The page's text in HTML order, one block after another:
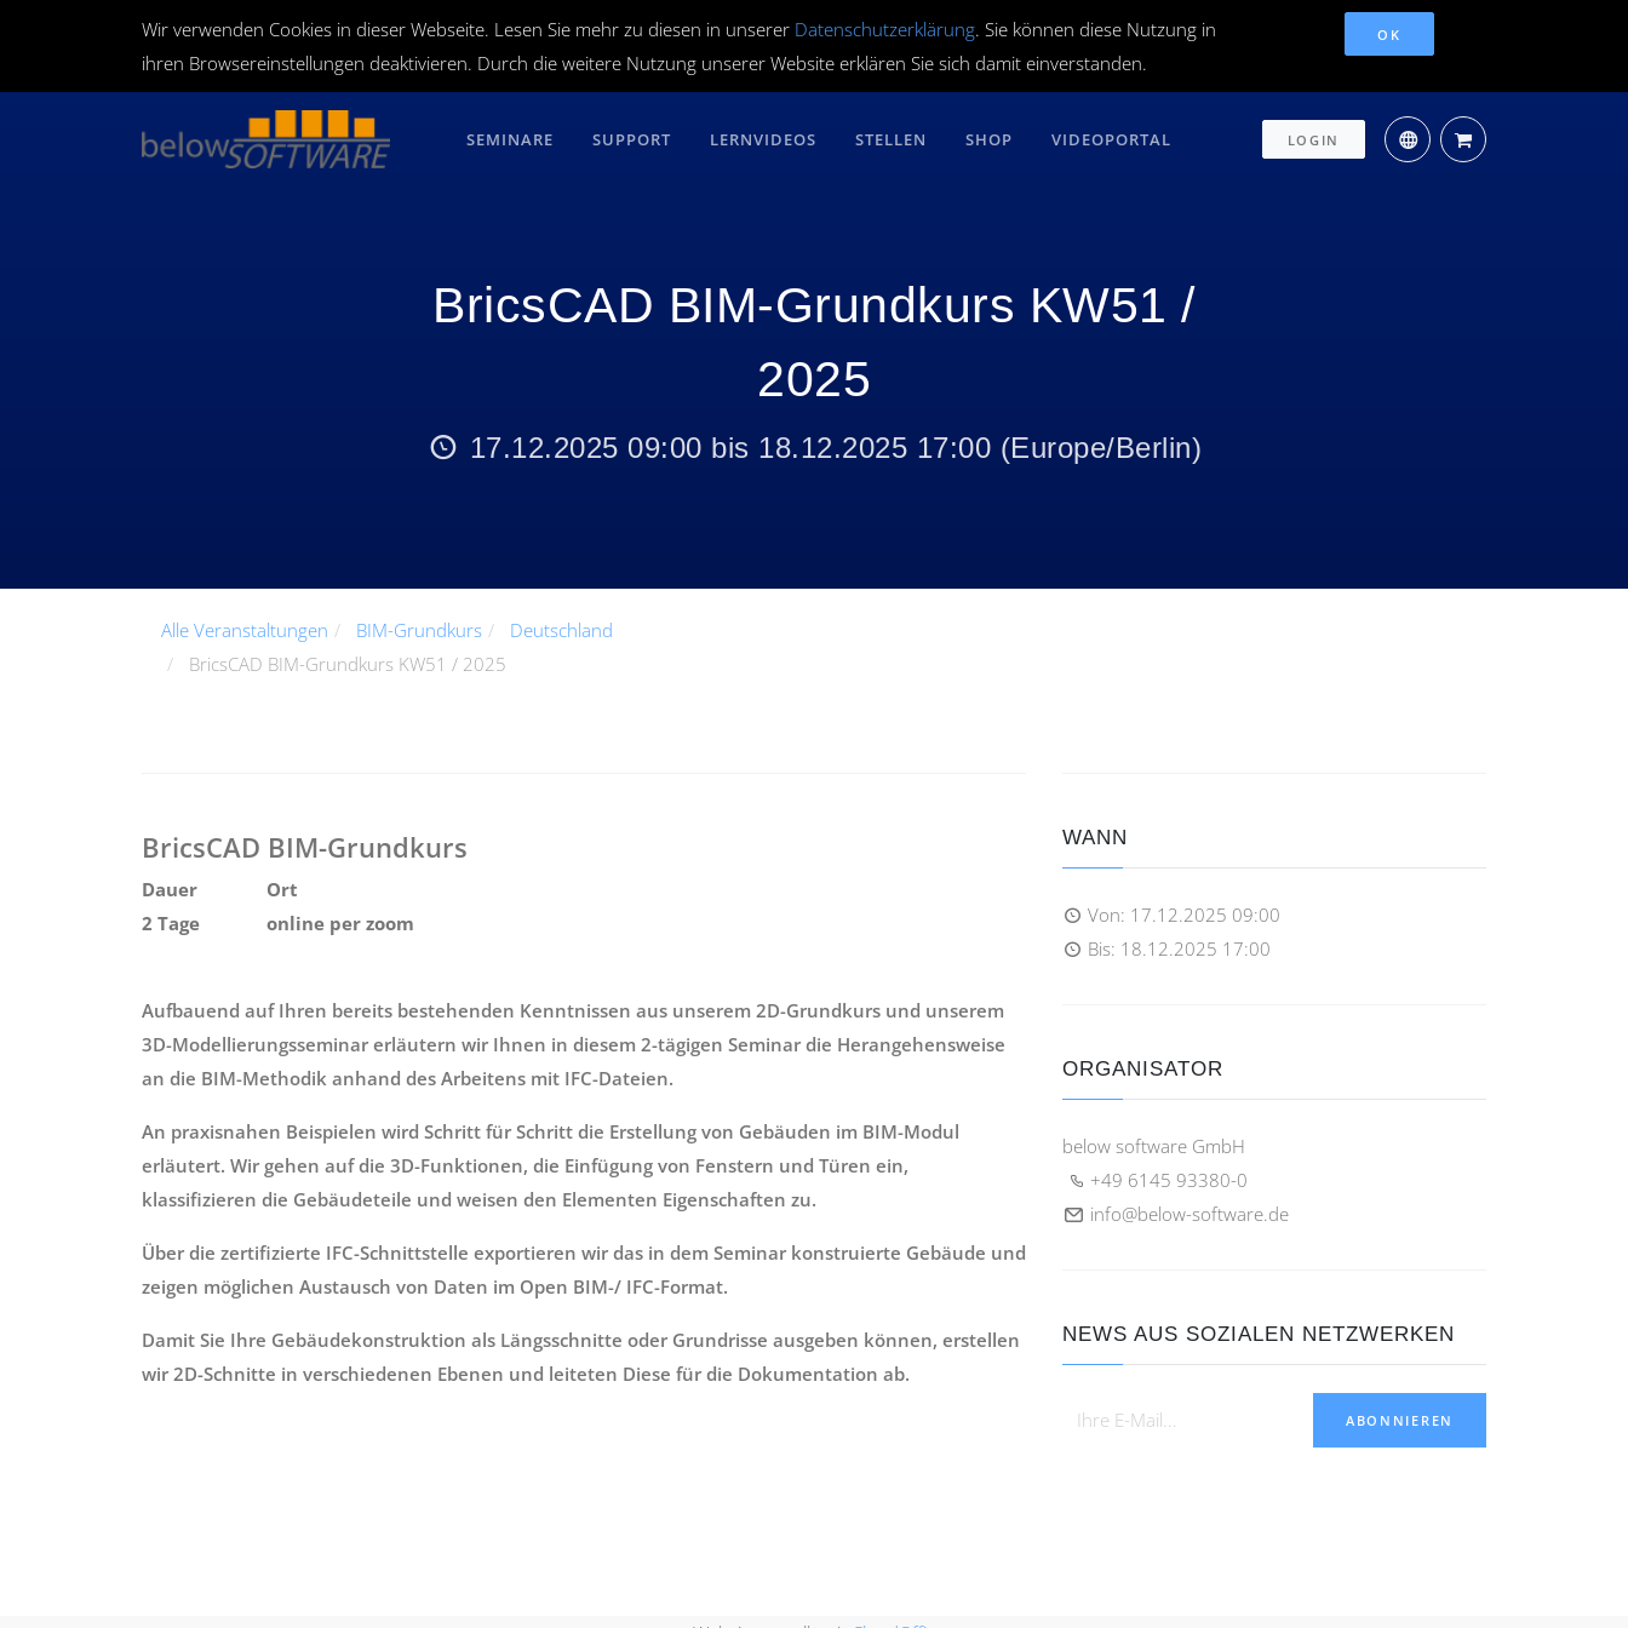
Wir verwenden Cookies in dieser Webseite. Lesen Sie mehr zu diesen in unserer Datenschutzerklärung. Sie können diese Nutzung in
ihren Browsereinstellungen deaktivieren. Durch die weitere Nutzung unserer Website erklären Sie sich damit einverstanden.
OK
SEMINARE SUPPORT LERNVIDEOS STELLEN SHOP VIDEOPORTAL LOGIN
BricsCAD BIM-Grundkurs KW51 /
2025
17.12.2025 09:00 bis 18.12.2025 17:00 (Europe/Berlin)
Alle Veranstaltungen BIM-Grundkurs
Deutschland
BricsCAD BIM-Grundkurs KW51 / 2025
BricsCAD BIM-Grundkurs
Dauer
Ort
2 Tage
online per zoom
Aufbauend auf Ihren bereits bestehenden Kenntnissen aus unserem 2D-Grundkurs und unserem
3D-Modellierungsseminar erläutern wir Ihnen in diesem 2-tägigen Seminar die Herangehensweise
an die BIM-Methodik anhand des Arbeitens mit IFC-Dateien.
An praxisnahen Beispielen wird Schritt für Schritt die Erstellung von Gebäuden im BIM-Modul
erläutert. Wir gehen auf die 3D-Funktionen, die Einfügung von Fenstern und Türen ein,
klassifizieren die Gebäudeteile und weisen den Elementen Eigenschaften zu.
Über die zertifizierte IFC-Schnittstelle exportieren wir das in dem Seminar konstruierte Gebäude und
zeigen möglichen Austausch von Daten im Open BIM-/ IFC-Format.
Damit Sie Ihre Gebäudekonstruktion als Längsschnitte oder Grundrisse ausgeben können, erstellen
wir 2D-Schnitte in verschiedenen Ebenen und leiteten Diese für die Dokumentation ab.
WANN
Von: 17.12.2025 09:00
Bis: 18.12.2025 17:00
ORGANISATOR
below software GmbH
+49 6145 93380-0
info@below-software.de
NEWS AUS SOZIALEN NETZWERKEN
ABONNIEREN